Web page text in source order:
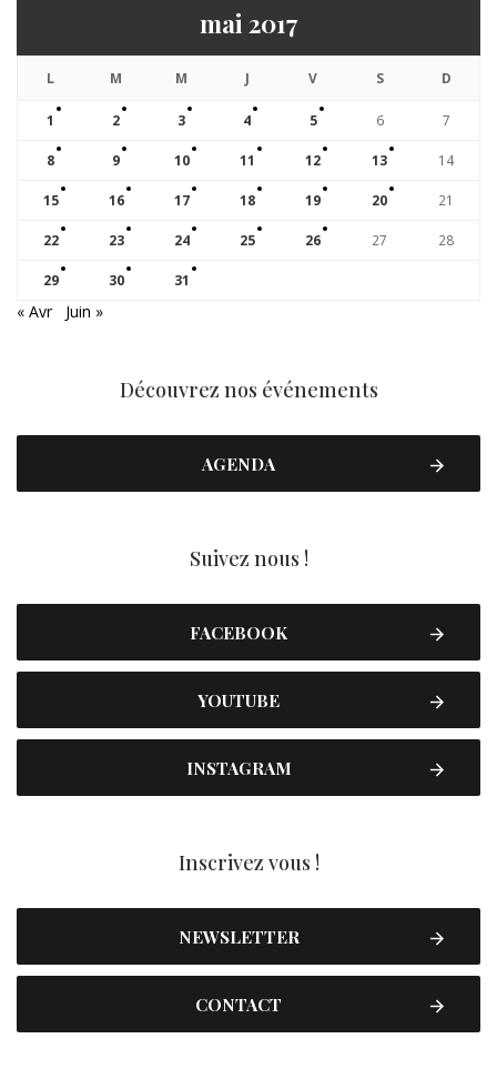
mai 2017
L M M J V S D
1 2 3 4 5 6 7
8 9 10 11 12 13 14
15 16 17 18 19 20 21
22 23 24 25 26 27 28
29 30 31
« Avr Juin »
Découvrez nos événements
AGENDA
Suivez nous !
FACEBOOK
YOUTUBE
INSTAGRAM
Inscrivez vous !
NEWSLETTER
CONTACT